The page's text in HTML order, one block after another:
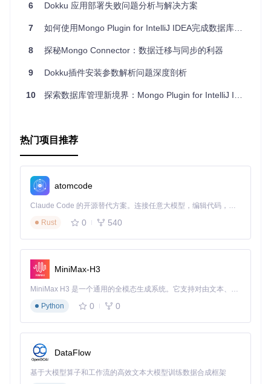
总结，Dokku MongoDB 插件是你开发流程中的理想伙伴，无
率提升。立即尝试，在 Dokku 平台上打造更稳固、更具弹性
6 Dokku 应用部署失败问题分析与解决方案
7 如何使用Mongo Plugin for IntelliJ IDEA完成数据库管理任务
8 探秘Mongo Connector：数据迁移与同步的利器
9 Dokku插件安装参数解析问题深度剖析
10 探索数据库管理新境界：Mongo Plugin for IntelliJ IDEA 0.12.2
热门项目推荐
atomcode
Claude Code 的开源替代方案。连接任意大模型，编辑代码，运行命令，自动验证 — 全自动执行。用 Rust 构建，极致性能。 ｜ An open-source alternative to Claude Code. Connect any LLM, edit code, run commands, and verify changes — autonomously. Built in Rust for speed. Get Started
Rust
0 540
MiniMax-H3
MiniMax H3 是一个通用的全模态生成系统。它支持对由文本、图像、视频和音频组成的多模态上下文进行统一理解，并能生成分辨率高达 2K、时长可达 15 秒的带原生立体声音频的视频。得益于面向任务泛化的系统设计，H3 在预训练阶段就已具备广泛的多模态上下文理解与生成能力，能够出色地执行复杂的多模态指令。
Python
0 0
DataFlow
基于大模型算子和工作流的高效文本大模型训练数据合成框架